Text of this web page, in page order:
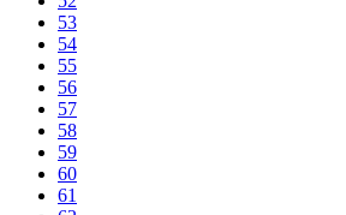
53
54
55
56
57
58
59
60
61